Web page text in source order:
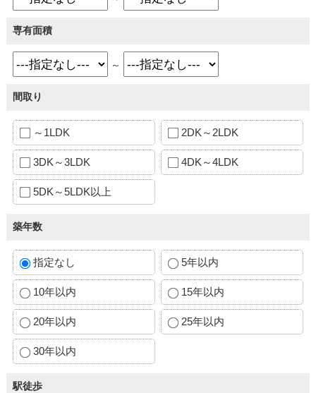
専有面積
～
間取り
～1LDK 2DK～2LDK
3DK～3LDK 4DK～4LDK
5DK～5LDK以上
築年数
指定なし 5年以内
10年以内 15年以内
20年以内 25年以内
30年以内
駅徒歩